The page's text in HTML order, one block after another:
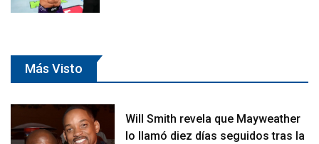
Más Visto
Will Smith revela que Mayweather
lo llamó diez días seguidos tras la